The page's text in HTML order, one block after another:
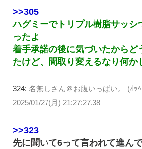
>>305
ハグミーでトリプル樹脂サッシ
ったよ
着手承諾の後に気づいたからど
たけど、間取り変えるなり何か
324: 名無しさん＠お腹いっぱい。 (ｵｯ
2025/01/27(月) 21:27:27.38
>>323
先に聞いて6って言われて進ん